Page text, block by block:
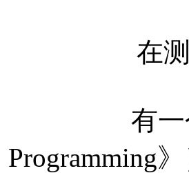
在测
有一个
Programming